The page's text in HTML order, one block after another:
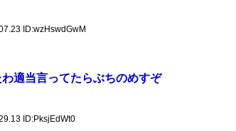
ID:wzHswdGwM
適当言ってたらぶちのめすぞ
ID:PksjEdWt0